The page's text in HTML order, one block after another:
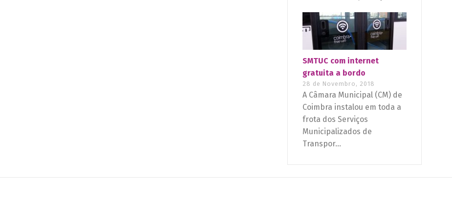
SMTUC com internet
gratuita a bordo
28 de Novembro, 2018
A Câmara Municipal (CM) de
Coimbra instalou em toda a
frota dos Serviços
Municipalizados de
Transpor...